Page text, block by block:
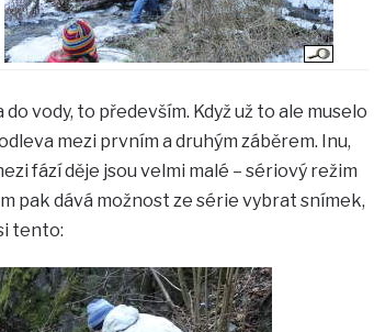
vody, to především. Když už to ale muselo
mezi prvním a druhým záběrem. Inu,
fází děje jsou velmi malé – sériový režim
pak dává možnost ze série vybrat snímek,
tento: